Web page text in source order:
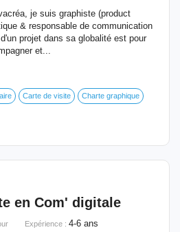
je suis graphiste (product
& responsable de communication
projet dans sa globalité est pour
et...
Carte de visite Charte graphique
en Com' digitale
Expérience : 4-6 ans